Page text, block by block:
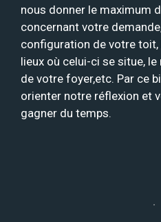
nous donner le maximum
concernant votre
configuration de votre toit,
lieux où celui-ci se situe,
de votre foyer,etc. Par ce
orienter notre réflexion et
gagner du temps.